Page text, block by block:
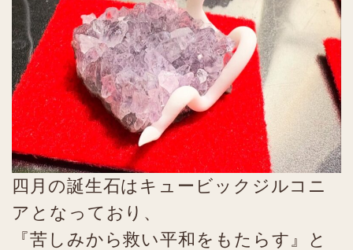
四月の誕生石はキュービックジルコニ
アとなっており、
『苦しみから救い平和をもたらす』と